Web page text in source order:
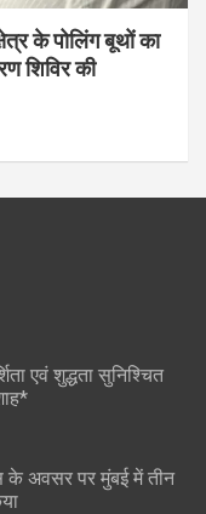
के पोलिंग बूथों का
शिविर की
एवं शुद्धता सुनिश्चित
के अवसर पर मुंबई में तीन